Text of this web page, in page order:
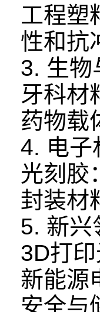
工程塑
性和抗
3. 生物
牙科材
药物载
4. 电子
光刻胶
封装材
5. 新兴
3D打
新能源
安全与